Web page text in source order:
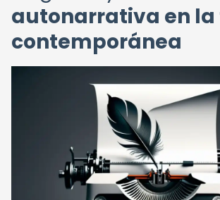
autonarrativa en la
contemporánea